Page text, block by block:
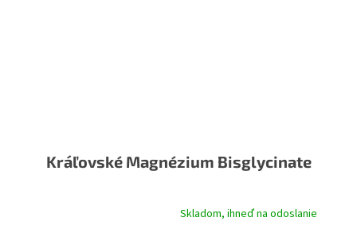
Kráľovské Magnézium Bisglycinate
Skladom, ihneď na odoslanie